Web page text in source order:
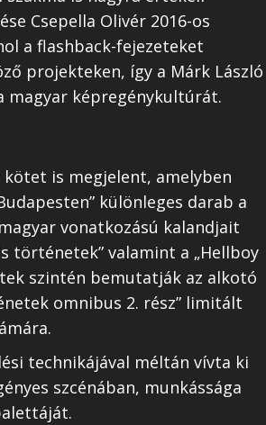
Csepella Olivér 2016-os
a flashback-fejezeteket
projekteken, így a Márk László
magyar képregénykultúrát.
kötet is megjelent, amelyben
különleges darab a
vonatkozású kalandjait
történetek” valamint a „Hellboy
szintén bemutatják az alkotó
omnibus 2. rész” limitált
technikájával méltán vívta ki
szcénában, munkássága